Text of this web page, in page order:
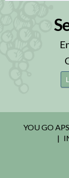
YOU GO APS